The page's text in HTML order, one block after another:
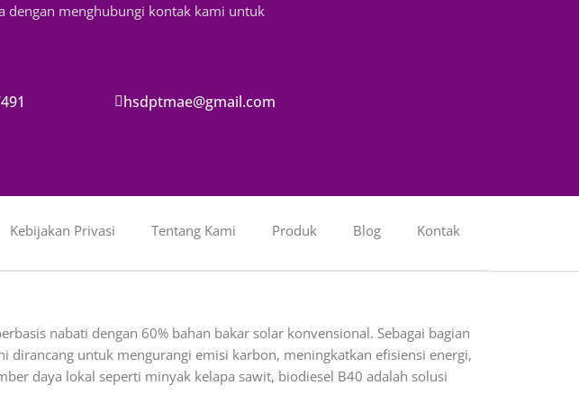
dengan menghubungi kontak kami untuk
hsdptmae@gmail.com
Kebijakan Privasi Tentang Kami Produk Blog Kontak
nabati dengan 60% bahan bakar solar konvensional. Sebagai bagian
untuk mengurangi emisi karbon, meningkatkan efisiensi energi,
daya lokal seperti minyak kelapa sawit, biodiesel B40 adalah solusi